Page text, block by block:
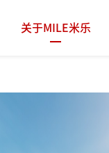
关于MILE米乐